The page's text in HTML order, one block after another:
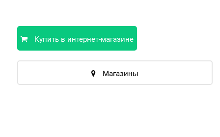
Купить в интернет-магазине
Магазины